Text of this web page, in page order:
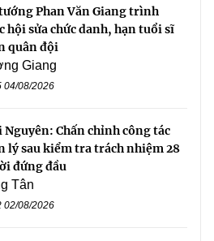
Phan Văn Giang trình
hội sửa chức danh, hạn tuổi sĩ
quân đội
Giang
04/08/2026
Nguyên: Chấn chỉnh công tác
lý sau kiểm tra trách nhiệm 28
đứng đầu
Tân
02/08/2026